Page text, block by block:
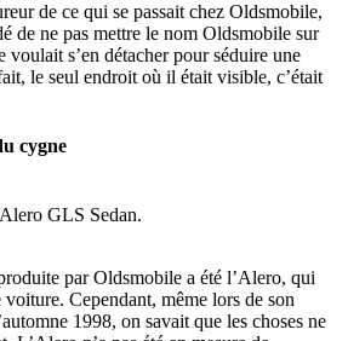
de ce qui se passait chez Oldsmobile,
de ne pas mettre le nom Oldsmobile sur
voulait s’en détacher pour séduire une
le seul endroit où il était visible, c’était
cygne
GLS Sedan.
par Oldsmobile a été l’Alero, qui
voiture. Cependant, même lors de son
1998, on savait que les choses ne